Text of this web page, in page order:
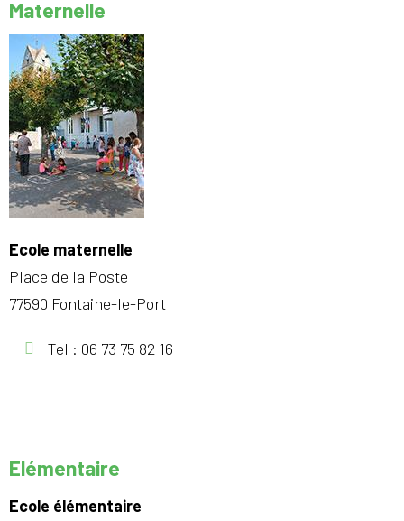
Maternelle
Ecole maternelle
Place de la Poste
77590 Fontaine-le-Port
Tel : 06 73 75 82 16
Elémentaire
Ecole élémentaire